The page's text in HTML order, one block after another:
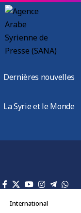
Dernières nouvelles
La Syrie et le Monde
International